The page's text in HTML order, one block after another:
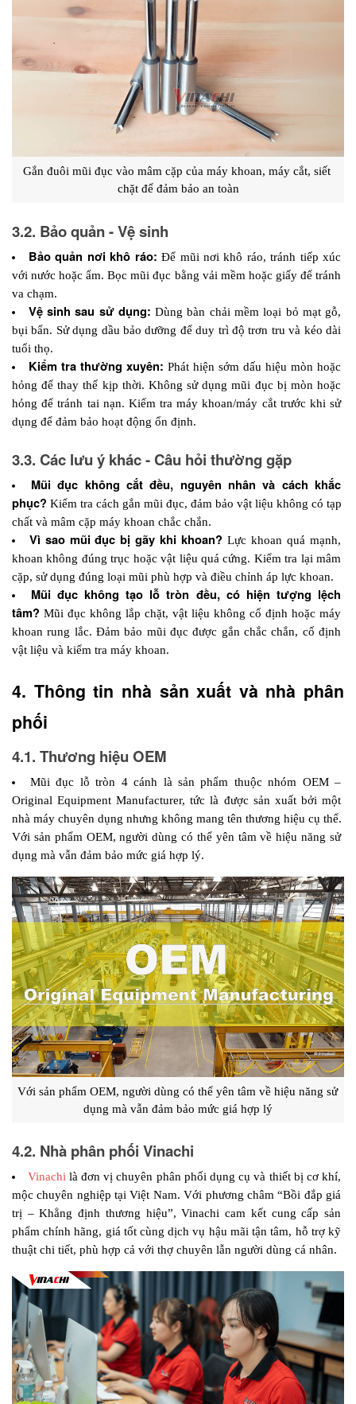
Gắn đuôi mũi đục vào mâm cặp của máy khoan, máy cắt, siết
chặt để đảm bảo an toàn
3.2. Bảo quản - Vệ sinh
Bảo quản nơi khô ráo: Để mũi nơi khô ráo, tránh tiếp xúc
với nước hoặc ẩm. Bọc mũi đục bằng vải mềm hoặc giấy để tránh
va chạm.
Vệ sinh sau sử dụng: Dùng bàn chải mềm loại bỏ mạt gỗ,
bụi bẩn. Sử dụng dầu bảo dưỡng để duy trì độ trơn tru và kéo dài
tuổi thọ.
Kiểm tra thường xuyên: Phát hiện sớm dấu hiệu mòn hoặc
hỏng để thay thế kịp thời. Không sử dụng mũi đục bị mòn hoặc
hỏng để tránh tai nạn. Kiểm tra máy khoan/máy cắt trước khi sử
dụng để đảm bảo hoạt động ổn định.
3.3. Các lưu ý khác - Câu hỏi thường gặp
Mũi đục không cắt đều, nguyên nhân và cách khắc
phục? Kiểm tra cách gắn mũi đục, đảm bảo vật liệu không có tạp
chất và mâm cặp máy khoan chắc chắn.
Vì sao mũi đục bị gãy khi khoan? Lực khoan quá mạnh,
khoan không đúng trục hoặc vật liệu quá cứng. Kiểm tra lại mâm
cặp, sử dụng đúng loại mũi phù hợp và điều chỉnh áp lực khoan.
Mũi đục không tạo lỗ tròn đều, có hiện tượng lệch
tâm? Mũi đục không lắp chặt, vật liệu không cố định hoặc máy
khoan rung lắc. Đảm bảo mũi đục được gắn chắc chắn, cố định
vật liệu và kiểm tra máy khoan.
4. Thông tin nhà sản xuất và nhà phân
phối
4.1. Thương hiệu OEM
Mũi đục lỗ tròn 4 cánh là sản phẩm thuộc nhóm OEM –
Original Equipment Manufacturer, tức là được sản xuất bởi một
nhà máy chuyên dụng nhưng không mang tên thương hiệu cụ thể.
Với sản phẩm OEM, người dùng có thể yên tâm về hiệu năng sử
dụng mà vẫn đảm bảo mức giá hợp lý.
Với sản phẩm OEM, người dùng có thể yên tâm về hiệu năng sử
dụng mà vẫn đảm bảo mức giá hợp lý
4.2. Nhà phân phối Vinachi
Vinachi là đơn vị chuyên phân phối dụng cụ và thiết bị cơ khí,
mộc chuyên nghiệp tại Việt Nam. Với phương châm “Bồi đắp giá
trị – Khẳng định thương hiệu”, Vinachi cam kết cung cấp sản
phẩm chính hãng, giá tốt cùng dịch vụ hậu mãi tận tâm, hỗ trợ kỹ
thuật chi tiết, phù hợp cả với thợ chuyên lẫn người dùng cá nhân.